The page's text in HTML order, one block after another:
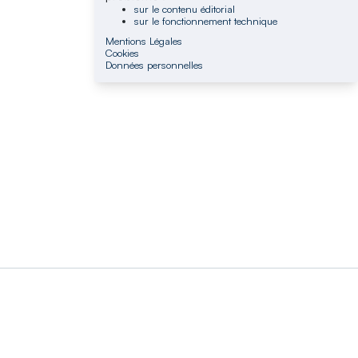
sur le contenu éditorial
sur le fonctionnement technique
Mentions Légales
Cookies
Données personnelles